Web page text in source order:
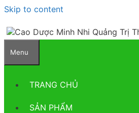
Skip to content
Menu
TRANG CHỦ
SẢN PHẨM